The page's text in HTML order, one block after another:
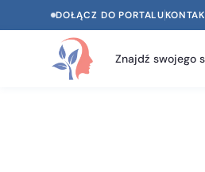
DOŁĄCZ DO PORTALU
Znajdź swojego